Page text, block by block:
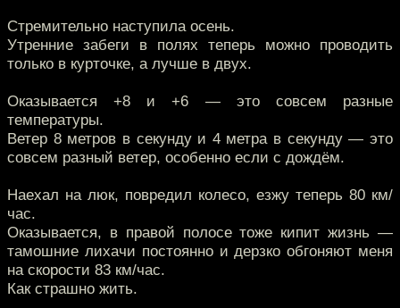
Стремительно наступила осень.
Утренние забеги в полях теперь можно проводить
только в курточке, а лучше в двух.
Оказывается +8 и +6 — это совсем разные
температуры.
Ветер 8 метров в секунду и 4 метра в секунду — это
совсем разный ветер, особенно если с дождём.
Наехал на люк, повредил колесо, езжу теперь 80 км/
час.
Оказывается, в правой полосе тоже кипит жизнь —
тамошние лихачи постоянно и дерзко обгоняют меня
на скорости 83 км/час.
Как страшно жить.